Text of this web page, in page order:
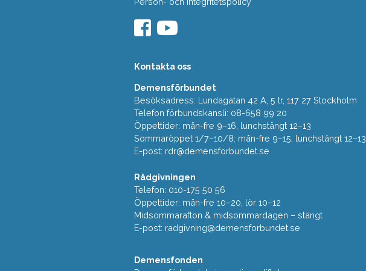
Kontakta oss
Demensförbundet
Besöksadress: Lundagatan 42 A, 5 tr, 117 27 Stockholm
Telefon förbundskansli: 08-658 99 20
Öppettider: mån-fre 9–16, lunchstängt 12–13
Sommaröppet 1/7–10/8: mån-fre 9–15, lunchstängt 12–13
E-post: rdr@demensforbundet.se
Rådgivningen
Telefon: 010-175 50 56
Öppettider: mån-fre 10–20, lör 10–12
Midsommarafton & midsommardagen – stängt
E-post: radgivning@demensforbundet.se
Demensfonden